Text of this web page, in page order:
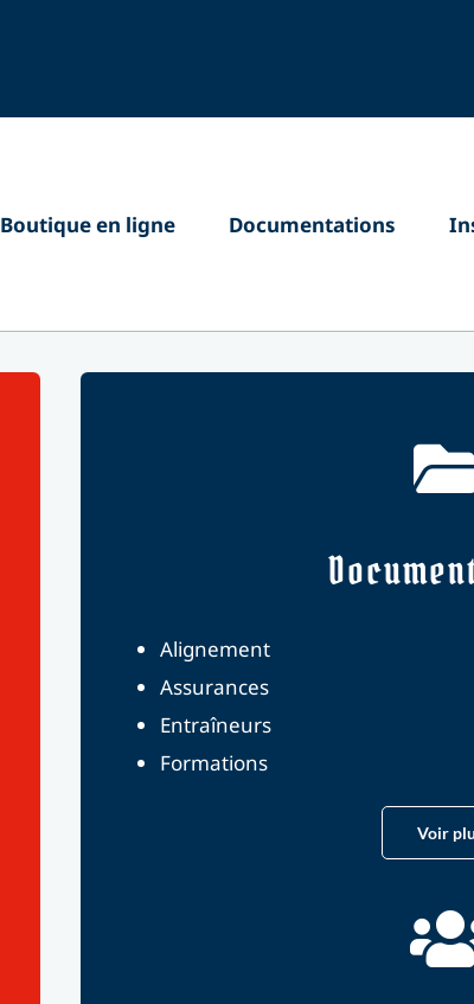
Boutique en ligne Documentations
Alignement
Assurances
Entraîneurs
Formations
Voir